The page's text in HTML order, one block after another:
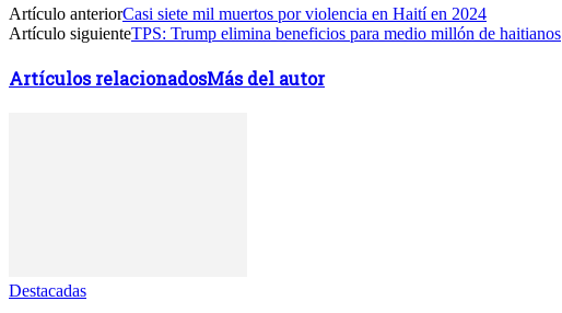
Artículo anteriorCasi siete mil muertos por violencia en Haití en 2024
Artículo siguienteTPS: Trump elimina beneficios para medio millón de haitianos
Artículos relacionadosMás del autor
Destacadas